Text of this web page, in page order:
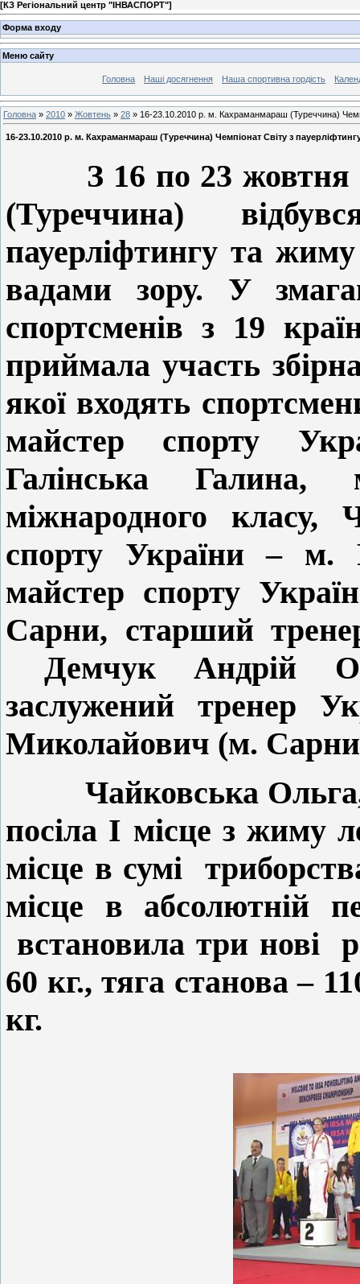
[КЗ Регіональний центр "ІНВАСПОРТ"]
Форма входу
Меню сайту
Головна Наші досягнення Наша спортивна гордість
Головна » 2010 » Жовтень » 28 » 16-23.10.2010 р. м. Кахраманмараш (Туреччина)
16-23.10.2010 р. м. Кахраманмараш (Туреччина) Чемпіонат Світу з
З 16 по 23
(Туреччина)
пауерліфтингу та
вадами зору. У
спортсменів з 19
приймала участь
якої входять
майстер спорту
Галінська Галина,
міжнародного класу,
спорту України – м.
майстер спорту
Сарни, старший
Демчук
Андрій
заслужений тренер
Миколайович (м.
Чайковська
посіла І місце з жиму
місце в сумі
місце в абсолютній
встановила три нові
60 кг., тяга станова –
кг.